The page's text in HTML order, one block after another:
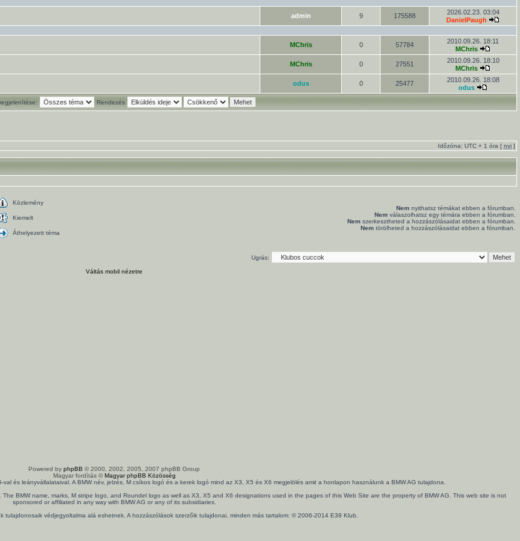
admin 9 175588
2026.02.23. 03:04
DanielPaugh
MChris 0 57784
2010.09.26. 18:11
MChris
MChris 0 27551
2010.09.26. 18:10
MChris
odus 0 25477
2010.09.26. 18:08
odus
Rendezés
Időzóna: UTC + 1 óra [ nyi ]
Közlemény
Kiemelt
Áthelyezett téma
Nem nyithatsz témákat ebben a fórumban.
Nem válaszolhatsz egy témára ebben a fórumban.
Nem szerkesztheted a hozzászólásaidat ebben a fórumban.
Nem törölheted a hozzászólásaidat ebben a fórumban.
Ugrás:
Váltás mobil nézetre
Powered by phpBB © 2000, 2002, 2005, 2007 phpBB Group
Magyar fordítás ©Magyar phpBB Közösség
és leányvállalataival. A BMW név, jelzés, M csíkos logó és a kerek logó mind az X3, X5 és X6 megjelölés amit a honlapon használunk a BMW AG tulajdona.
BMW name, marks, M stripe logo, and Roundel logo as well as X3, X5 and X6 designations used in the pages of this Web Site are the property of BMW AG. This web site is not
sponsored or affiliated in any way with BMW AG or any of its subsidiaries.
tulajdonosaik védjegyoltalma alá eshetnek. A hozzászólások szerzőik tulajdonai, minden más tartalom: © 2006-2014 E39 Klub.